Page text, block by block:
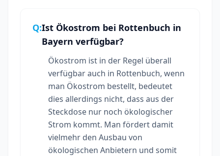
Q:Ist Ökostrom bei Rottenbuch in
Bayern verfügbar?
Ökostrom ist in der Regel überall
verfügbar auch in Rottenbuch, wenn
man Ökostrom bestellt, bedeutet
dies allerdings nicht, dass aus der
Steckdose nur noch ökologischer
Strom kommt. Man fördert damit
vielmehr den Ausbau von
ökologischen Anbietern und somit